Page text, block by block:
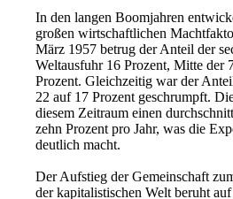
In den langen Boomjahren
großen wirtschaftlichen
März 1957 betrug der Anteil der
Weltausfuhr 16 Prozent, Mitte der
Prozent. Gleichzeitig war der
22 auf 17 Prozent geschrumpft.
diesem Zeitraum einen
zehn Prozent pro Jahr, was die
deutlich macht.
Der Aufstieg der Gemeinschaft
der kapitalistischen Welt beruht auf